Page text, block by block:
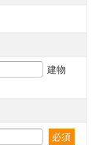
建物
必須